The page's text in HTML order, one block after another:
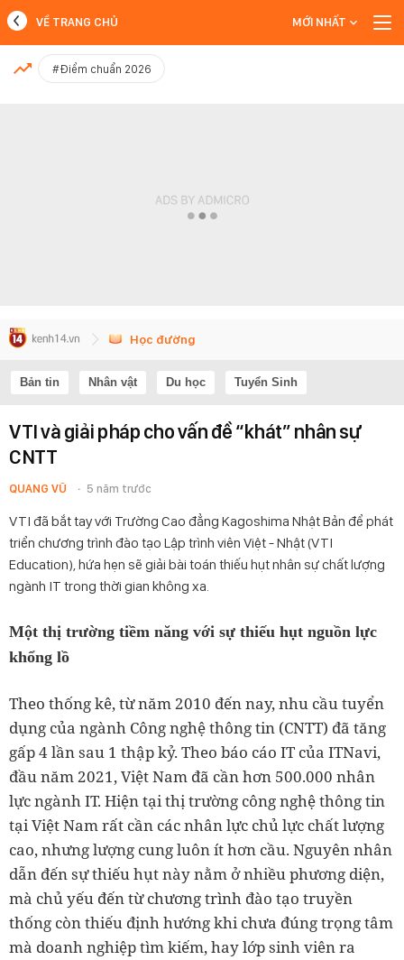
MỚI NHẤT
VỀ TRANG CHỦ MỚI NHẤT
#Điểm chuẩn 2026
Học đường
Bản tin Nhân vật Du học Tuyển Sinh
VTI và giải pháp cho vấn đề “khát” nhân sự
CNTT
QUANG VŨ 5 năm trước
VTI đã bắt tay với Trường Cao đẳng Kagoshima Nhật Bản để phát
triển chương trình đào tạo Lập trình viên Việt - Nhật (VTI
Education), hứa hẹn sẽ giải bài toán thiếu hụt nhân sự chất lượng
ngành IT trong thời gian không xa.
Một thị trường tiềm năng với sự thiếu hụt nguồn lực
khổng lồ
Theo thống kê, từ năm 2010 đến nay, nhu cầu tuyển
dụng của ngành Công nghệ thông tin (CNTT) đã tăng
gấp 4 lần sau 1 thập kỷ. Theo báo cáo IT của ITNavi,
đầu năm 2021, Việt Nam đã cần hơn 500.000 nhân
lực ngành IT. Hiện tại thị trường công nghệ thông tin
tại Việt Nam rất cần các nhân lực chủ lực chất lượng
cao, nhưng lượng cung luôn ít hơn cầu. Nguyên nhân
dẫn đến sự thiếu hụt này nằm ở nhiều phương diện,
mà chủ yếu đến từ chương trình đào tạo truyền
thống còn thiếu định hướng khi chưa đúng trọng tâm
mà doanh nghiệp tìm kiếm, hay lớp sinh viên ra